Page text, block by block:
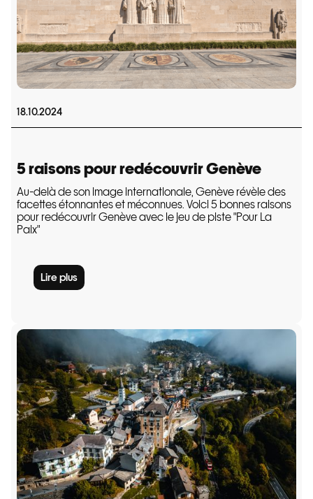
18.10.2024
5 raisons pour redécouvrir Genève
Au-delà de son image internationale, Genève révèle des
facettes étonnantes et méconnues. Voici 5 bonnes raisons
pour redécouvrir Genève avec le jeu de piste "Pour La
Paix"
Lire plus